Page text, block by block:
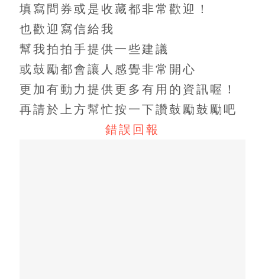
填寫問券或是收藏都非常歡迎！
也歡迎寫信給我
幫我拍拍手提供一些建議
或鼓勵都會讓人感覺非常開心
更加有動力提供更多有用的資訊喔！
再請於上方幫忙按一下讚鼓勵鼓勵吧
錯誤回報